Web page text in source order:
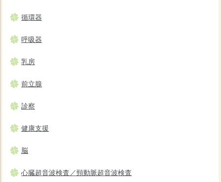
循環器
呼吸器
乳房
前立腺
診察
健康支援
脳
心臓超音波検査／頸動脈超音波検査